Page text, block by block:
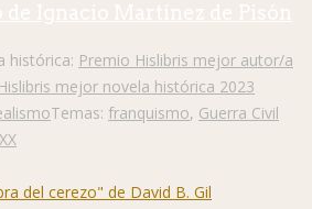
de Ignacio Martínez de Pisón
histórica: Premio Hislibris mejor autor/a
mejor novela histórica 2023
Temas: franquismo, Guerra Civil